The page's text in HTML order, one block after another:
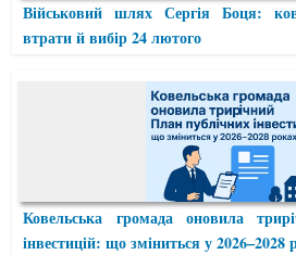
Військовий шлях Сергія Боця:
втрати й вибір 24 лютого
Ковельська громада оновила
інвестицій: що зміниться у 2026–2028